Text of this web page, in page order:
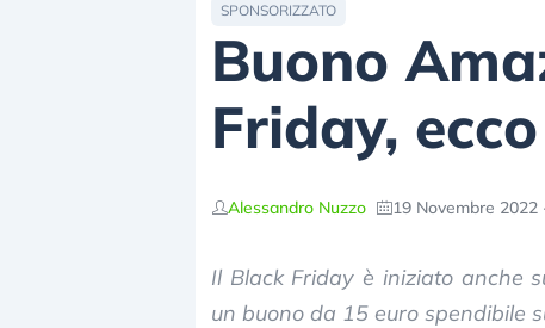
SPONSORIZZATO
Buono
Friday,
Alessandro Nuzzo 19 Novembre 2022
Il Black Friday è iniziato anche
un buono da 15 euro spendibile